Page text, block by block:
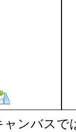
ャンバス